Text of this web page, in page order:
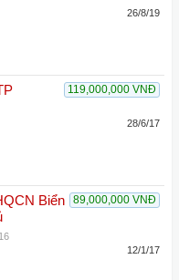
26/8/19
119,000,000 VNĐ
28/6/17
89,000,000 VNĐ
Biển
12/1/17